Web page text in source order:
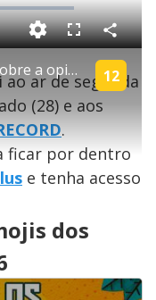
'Fuzenda': Márcia Fu descobre a opinião do público sobre os peões de A Fazenda 16 12
F
l
s
c
e
C
o
m
p
a
ar de segunda
(28) e aos
.
ficar por dentro
e tenha acesso
dos